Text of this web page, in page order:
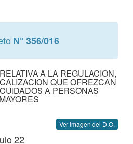
N° 356/016
A LA REGULACION,
QUE OFREZCAN
A PERSONAS
MAYORES
Ver Imagen del D.O.
22